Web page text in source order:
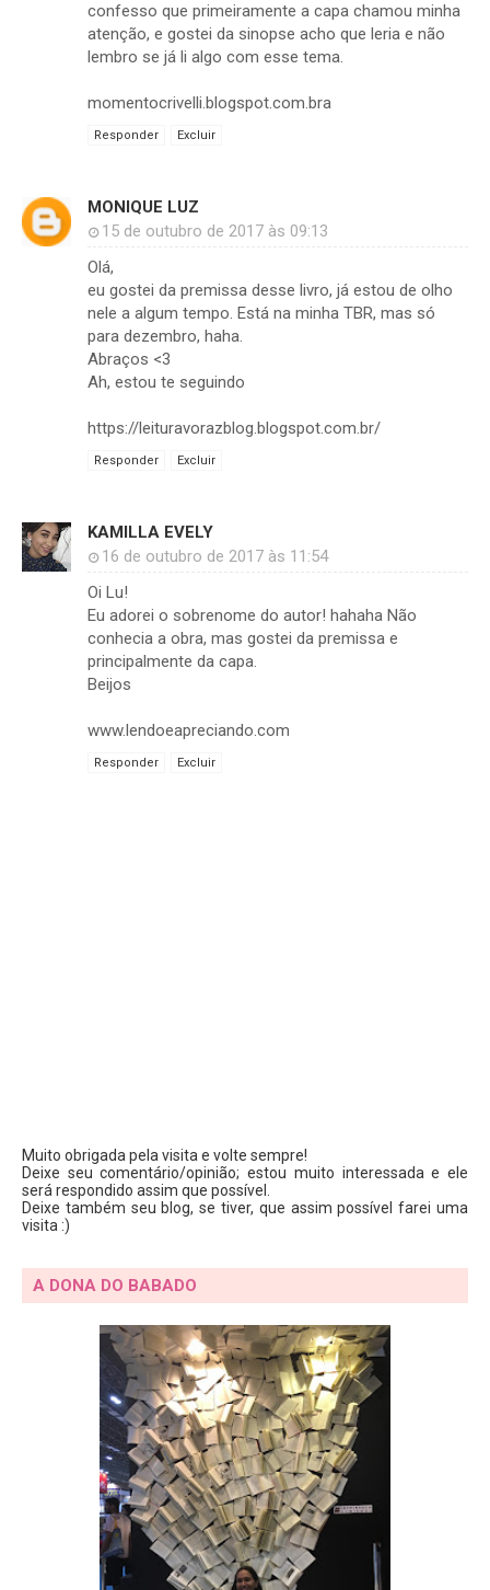
confesso que primeiramente a capa chamou minha
atenção, e gostei da sinopse acho que leria e não
lembro se já li algo com esse tema.
momentocrivelli.blogspot.com.bra
Responder Excluir
MONIQUE LUZ
15 de outubro de 2017 às 09:13
Olá,
eu gostei da premissa desse livro, já estou de olho
nele a algum tempo. Está na minha TBR, mas só
para dezembro, haha.
Abraços <3
Ah, estou te seguindo
https://leituravorazblog.blogspot.com.br/
Responder Excluir
KAMILLA EVELY
16 de outubro de 2017 às 11:54
Oi Lu!
Eu adorei o sobrenome do autor! hahaha Não
conhecia a obra, mas gostei da premissa e
principalmente da capa.
Beijos
www.lendoeapreciando.com
Responder Excluir
Muito obrigada pela visita e volte sempre!
Deixe seu comentário/opinião; estou muito interessada e ele
será respondido assim que possível.
Deixe também seu blog, se tiver, que assim possível farei uma
visita :)
A DONA DO BABADO